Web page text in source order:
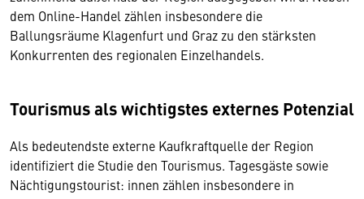
dem Online-Handel zählen insbesondere die
Ballungsräume Klagenfurt und Graz zu den stärksten
Konkurrenten des regionalen Einzelhandels.
Tourismus als wichtigstes externes Potenzial
Als bedeutendste externe Kaufkraftquelle der Region
identifiziert die Studie den Tourismus. Tagesgäste sowie
Nächtigungstourist: innen zählen insbesondere in